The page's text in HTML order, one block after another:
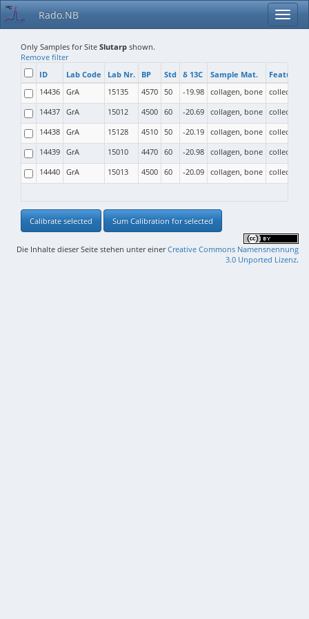
Rado.NB
Only Samples for Site Slutarp shown.
Remove filter
ID
Lab Code Lab Nr. BP Std δ 13C Sample Mat.
Feature
14436 GrA 15135 4570 50 -19.98 collagen, bone collective
14437 GrA 15012 4500 60 -20.69 collagen, bone collective
14438 GrA 15128 4510 50 -20.19 collagen, bone collective
14439 GrA 15010 4470 60 -20.98 collagen, bone collective
14440 GrA 15013 4500 60 -20.09 collagen, bone collective
Calibrate selected Sum Calibration for selected
Die Inhalte dieser Seite stehen unter einerCreative Commons Namensnennung
3.0 Unported Lizenz.